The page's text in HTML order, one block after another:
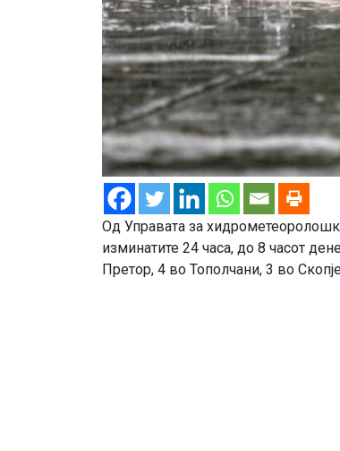
Од Управата за
изминатите 24 часа, до 8 часот
Претор, 4 во Тополчани, 3 во